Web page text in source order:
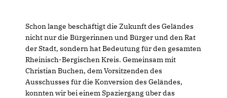
Schon lange beschäftigt die Zukunft des Geländes
nicht nur die Bürgerinnen und Bürger und den Rat
der Stadt, sondern hat Bedeutung für den gesamten
Rheinisch-Bergischen Kreis. Gemeinsam mit
Christian Buchen, dem Vorsitzenden des
Ausschusses für die Konversion des Geländes,
konnten wir bei einem Spaziergang über das